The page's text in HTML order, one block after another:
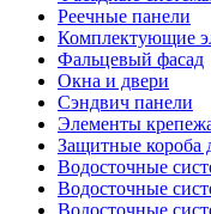
Реечные панели
Комплектующие
Фальцевый фасад
Окна и двери
Сэндвич панели
Элементы
Защитные короба
Водосточные
Водосточные
Водосточные